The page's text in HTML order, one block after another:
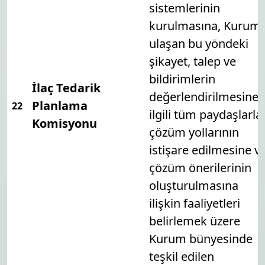
22
İlaç Tedarik
Planlama
Komisyonu
sistemlerinin
kurulmasına,
ulaşan bu yöndeki
şikayet, talep ve
bildirimlerin
değerlendirilmesine,
ilgili tüm paydaşlarla
çözüm yollarının
istişare edilmesine
çözüm önerilerinin
oluşturulmasına
ilişkin faaliyetleri
belirlemek üzere
Kurum bünyesinde
teşkil edilen